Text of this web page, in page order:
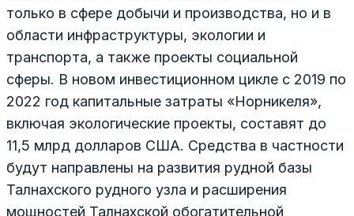
только в сфере добычи и производства, но и в
области инфраструктуры, экологии и
транспорта, а также проекты социальной
сферы. В новом инвестиционном цикле с 2019 по
2022 год капитальные затраты «Норникеля»,
включая экологические проекты, составят до
11,5 млрд долларов США. Средства в частности
будут направлены на развития рудной базы
Талнахского рудного узла и расширения
мощностей Талнахской обогатительной